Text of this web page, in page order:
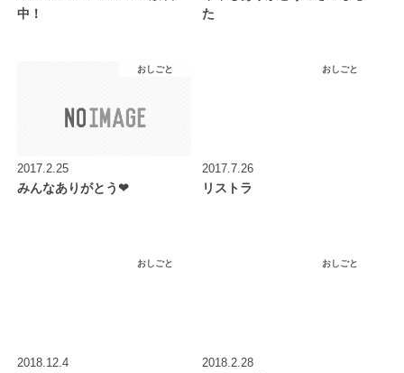
中！
た
おしごと
2017.2.25
みんなありがとう❤︎
おしごと
2017.7.26
リストラ
おしごと
2018.12.4
おしごと
2018.2.28